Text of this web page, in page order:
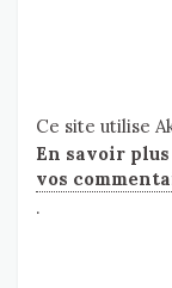
Ce site utilise
En savoir
vos
.